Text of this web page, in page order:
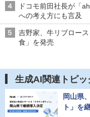
ドコモ前田社長が「
への考え方にも言及
吉野家、牛リブロー
食」を発売
生成AI関連トピッ
岡山県
ト」を